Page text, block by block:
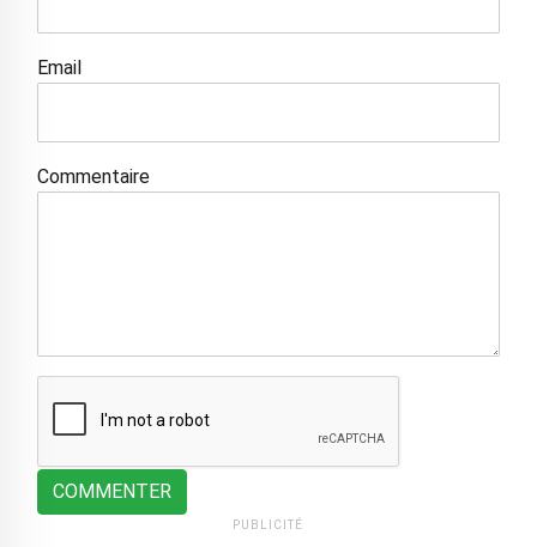
Email
Commentaire
COMMENTER
PUBLICITÉ